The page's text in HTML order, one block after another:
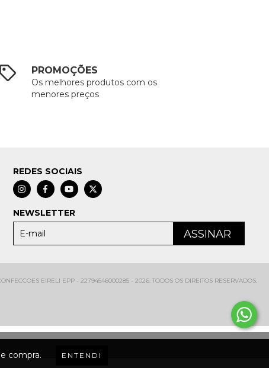
compra. ENTENDI
PROMOÇÕES
Os melhores produtos com os
menores preços
REDES SOCIAIS
NEWSLETTER
EIRELI EPP - 22794546000285 - 2026. TODOS OS DIREITOS RESERVADOS.